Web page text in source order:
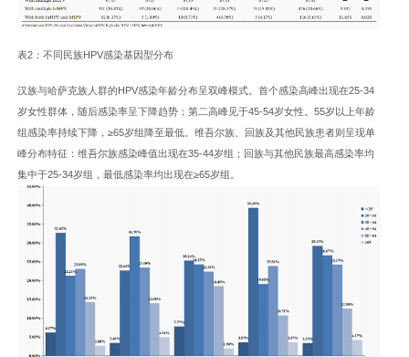
表2：不同民族HPV感染基因型分布
汉族与哈萨克族人群的HPV感染年龄分布呈双峰模式。首个感染高峰出现在25-34
岁女性群体，随后感染率呈下降趋势；第二高峰见于45-54岁女性。55岁以上年龄
组感染率持续下降，≥65岁组降至最低。维吾尔族、回族及其他民族患者则呈现单
峰分布特征：维吾尔族感染峰值出现在35-44岁组；回族与其他民族最高感染率均
集中于25-34岁组，最低感染率均出现在≥65岁组。